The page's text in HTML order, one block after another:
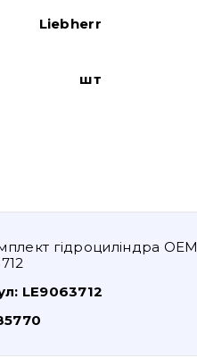
Liebherr
шт
гідроциліндра OEM
LE9063712